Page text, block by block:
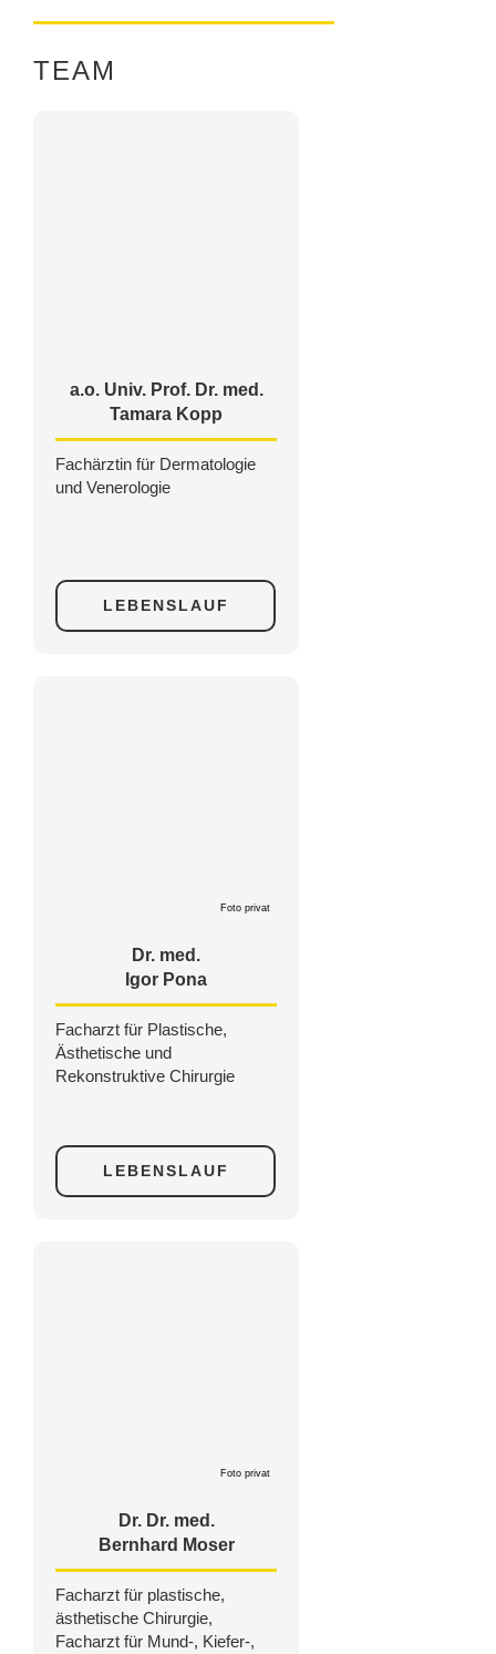
TEAM
a.o. Univ. Prof. Dr. med.
Tamara Kopp
Fachärztin für Dermatologie
und Venerologie
LEBENSLAUF
Foto privat
Dr. med.
Igor Pona
Facharzt für Plastische,
Ästhetische und
Rekonstruktive Chirurgie
LEBENSLAUF
Foto privat
Dr. Dr. med.
Bernhard Moser
Facharzt für plastische,
ästhetische Chirurgie,
Facharzt für Mund-, Kiefer-,